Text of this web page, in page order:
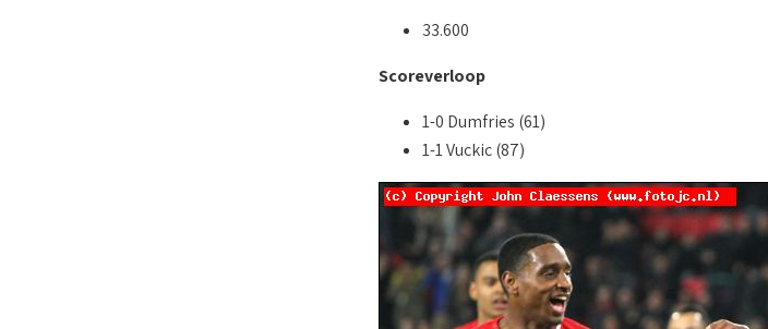
33.600
Scoreverloop
1-0 Dumfries (61)
1-1 Vuckic (87)